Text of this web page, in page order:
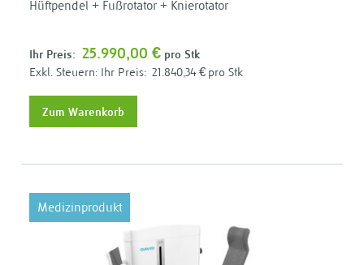
Hüftpendel + Fußrotator + Knierotator
Ihr Preis: 25.990,00 € pro Stk
Ihr Preis: 21.840,34 € pro Stk
Zum Warenkorb
Medizinprodukt